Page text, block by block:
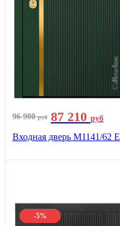
96 900руб 87 210 руб
Входная дверь М1141/62 Е
-5%